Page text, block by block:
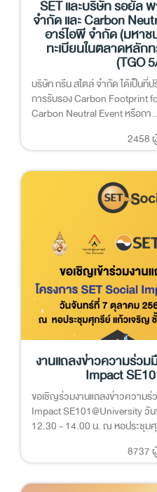
SET และบริษัท รอยัล
จำกัด และ Carbon
อาร์ไอพี จำกัด (มหา
ทะเบียนในตลาดหลักท
(TGO
บริษัท กรีน สไตล์ จำกัด ได้เป็นที่
การรับรอง Carbon Footprint
Carbon Neutral Event หรือกา
2458
งานแถลงข่าวความร่วม
Impact
ขอเชิญร่วมงานแถลงข่าวความร่
Impact SE101@University วั
12.30 - 14.00 น. ณ หอประชุม
8737